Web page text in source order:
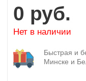
0 руб.
Нет в наличии
Быстрая и
Минске и